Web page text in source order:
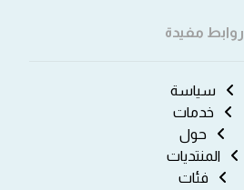
روابط مفيدة
سياسة
خدمات
حول
المنتديات
فئات